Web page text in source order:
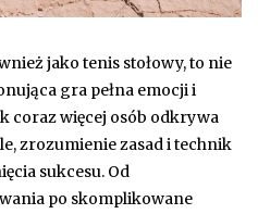
jako tenis stołowy, to nie
gra pełna emocji i
coraz więcej osób odkrywa
zrozumienie zasad i technik
sukcesu. Od
po skomplikowane